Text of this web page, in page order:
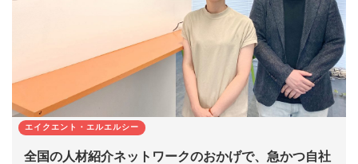
エイクエント・エルエルシー
全国の人材紹介ネットワークのおかげで、急かつ自社